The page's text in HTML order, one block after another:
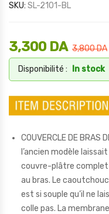
SKU: SL-2101-BL
3,800DA
3,300 DA
Disponibilité : In stock
COUVERCLE DE BRAS
l’ancien modèle
couvre-plâtre complet
au bras. Le
est si souple qu’il ne
colle pas. La